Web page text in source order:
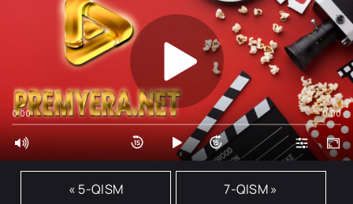
0:00 0:00
« 5-QISM 7-QISM »